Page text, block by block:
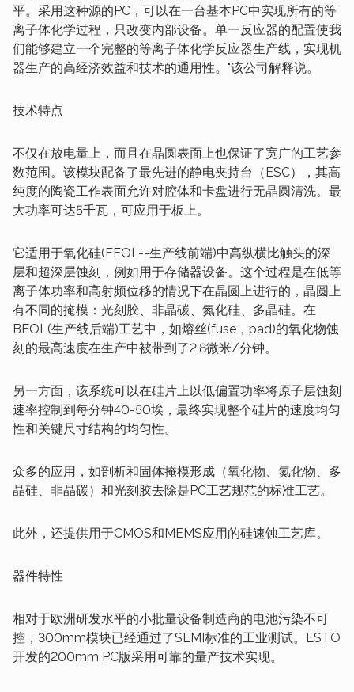
平。采用这种源的PC，可以在一台基本PC中实现所有的等
离子体化学过程，只改变内部设备。单一反应器的配置使我
们能够建立一个完整的等离子体化学反应器生产线，实现机
器生产的高经济效益和技术的通用性。"该公司解释说。
技术特点
不仅在放电量上，而且在晶圆表面上也保证了宽广的工艺参
数范围。该模块配备了最先进的静电夹持台（ESC），其高
纯度的陶瓷工作表面允许对腔体和卡盘进行无晶圆清洗。最
大功率可达5千瓦，可应用于板上。
它适用于氧化硅(FEOL--生产线前端)中高纵横比触头的深
层和超深层蚀刻，例如用于存储器设备。这个过程是在低等
离子体功率和高射频位移的情况下在晶圆上进行的，晶圆上
有不同的掩模：光刻胶、非晶碳、氮化硅、多晶硅。在
BEOL(生产线后端)工艺中，如熔丝(fuse，pad)的氧化物蚀
刻的最高速度在生产中被带到了2.8微米/分钟。
另一方面，该系统可以在硅片上以低偏置功率将原子层蚀刻
速率控制到每分钟40-50埃，最终实现整个硅片的速度均匀
性和关键尺寸结构的均匀性。
众多的应用，如剖析和固体掩模形成（氧化物、氮化物、多
晶硅、非晶碳）和光刻胶去除是PC工艺规范的标准工艺。
此外，还提供用于CMOS和MEMS应用的硅速蚀工艺库。
器件特性
相对于欧洲研发水平的小批量设备制造商的电池污染不可
控，300mm模块已经通过了SEMI标准的工业测试。ESTO
开发的200mm PC版采用可靠的量产技术实现。